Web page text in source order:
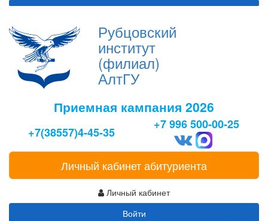
Рубцовский
институт
(филиал)
АлтГУ
Приемная кампания 2026
+7(38557)4-45-35
+7 996 500-00-25
Личный кабинет абитуриента
Личный кабинет
Войти